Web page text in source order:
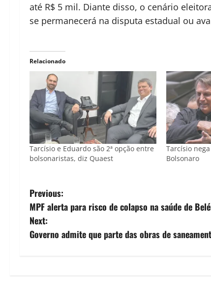
até R$ 5 mil. Diante disso, o cenário
se permanecerá na disputa estadual ou
Relacionado
Tarcísio e Eduardo são 2ª opção entre
bolsonaristas, diz Quaest
Tarcísio
Bolsonaro
P
o
s
Previous:
MPF alerta para risco de colapso na saúde de
Next:
Governo admite que parte das obras de